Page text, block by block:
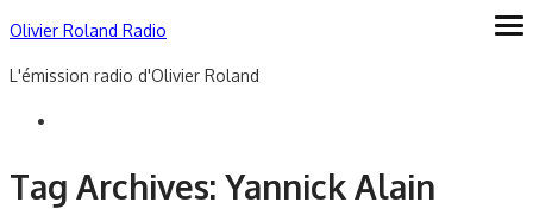
Skip
content
Olivier Roland Radio
L'émission radio d'Olivier Roland
Tag Archives: Yannick Alain